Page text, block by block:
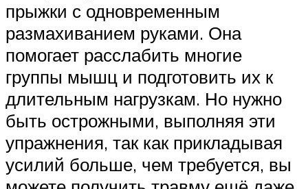
прыжки с одновременным
размахиванием руками. Она
помогает расслабить многие
группы мышц и подготовить их к
длительным нагрузкам. Но нужно
быть острожными, выполняя эти
упражнения, так как прикладывая
усилий больше, чем требуется, вы